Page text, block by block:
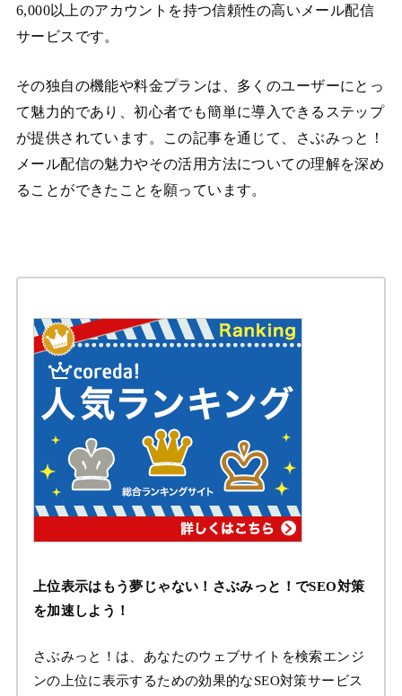
6,000以上のアカウントを持つ信頼性の高いメール配信
サービスです。
その独自の機能や料金プランは、多くのユーザーにとっ
て魅力的であり、初心者でも簡単に導入できるステップ
が提供されています。この記事を通じて、さぶみっと！
メール配信の魅力やその活用方法についての理解を深め
ることができたことを願っています。
上位表示はもう夢じゃない！さぶみっと！でSEO対策
を加速しよう！
さぶみっと！は、あなたのウェブサイトを検索エンジ
ンの上位に表示するための効果的なSEO対策サービス